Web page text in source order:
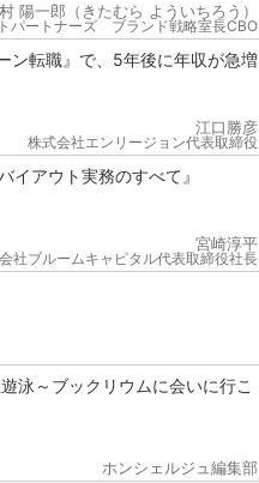
陽一郎（きたむら よういちろう）
パートナーズ ブランド戦略室長CBO
ン転職』で、5年後に年収が急増
江口勝彦
株式会社エンリージョン代表取締役
アウト実務のすべて』
宮崎淳平
社ブルームキャピタル代表取締役社長
泳～ブックリウムに会いに行こ
ホンシェルジュ編集部